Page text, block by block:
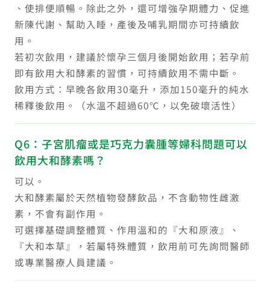
、使排便順暢。除此之外，還可增強孕期體力、促進
新陳代謝、幫助入睡，產後及哺乳期間亦可持續飲
用。
若初次飲用，建議於懷孕三個月後開始飲用；若孕前
即有飲用大和酵素的習慣，可持續飲用不需中斷。
飲用方式：早晚各飲用30毫升，添加150毫升的純水
稀釋後飲用。（水溫不超過60℃，以免破壞活性）
Q6：子宮肌瘤或是巧克力囊腫等婦科問題可以
飲用大和酵素嗎？
可以。
大和酵素屬於天然植物發酵飲品，不含動物性雌激
素，不會有副作用。
可選擇基礎調整體質、作用溫和的『大和原液』、
『大和本草』，若屬特殊體質，飲用前可先詢問醫師
或專業醫療人員建議。